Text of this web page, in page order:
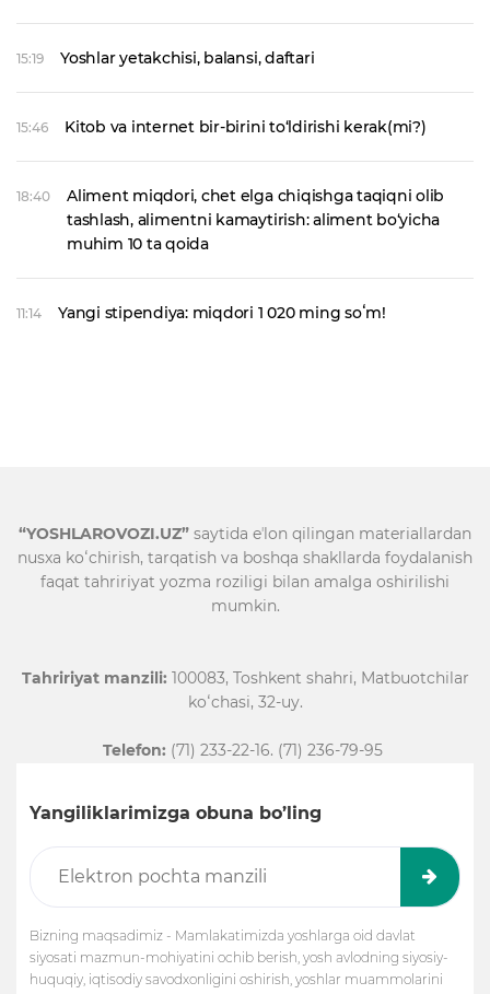
15:19 Yoshlar yetakchisi, balansi, daftari
15:46 Kitob va internet bir-birini to‘ldirishi kerak(mi?)
18:40
Aliment miqdori, chet elga chiqishga taqiqni olib
tashlash, alimentni kamaytirish: aliment bo‘yicha
muhim 10 ta qoida
11:14 Yangi stipendiya: miqdori 1 020 ming soʻm!
“YOSHLAROVOZI.UZ” saytida eʼlon qilingan materiallardan
nusxa koʻchirish, tarqatish va boshqa shakllarda foydalanish
faqat tahririyat yozma roziligi bilan amalga oshirilishi
mumkin.
Tahririyat manzili: 100083, Toshkent shahri, Matbuotchilar
koʻchasi, 32-uy.
Telefon: (71) 233-22-16. (71) 236-79-95
Yangiliklarimizga obuna bo’ling
Bizning maqsadimiz - Mamlakatimizda yoshlarga oid davlat
siyosati mazmun-mohiyatini ochib berish, yosh avlodning siyosiy-
huquqiy, iqtisodiy savodxonligini oshirish, yoshlar muammolarini